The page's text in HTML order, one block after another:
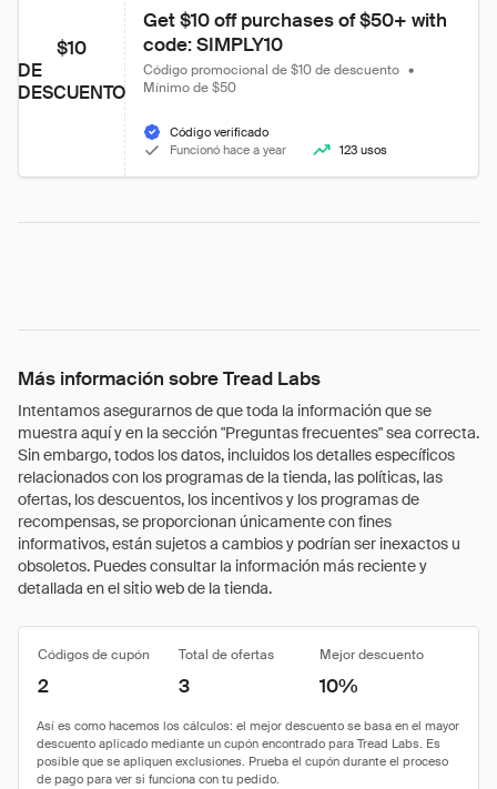
$10
DE
DESCUENTO
Get $10 off purchases of $50+ with
code: SIMPLY10
Código promocional de $10 de descuento •
Mínimo de $50
Código verificado
Funcionó hace a year
123 usos
Más información sobre Tread Labs
Intentamos asegurarnos de que toda la información que se
muestra aquí y en la sección "Preguntas frecuentes" sea correcta.
Sin embargo, todos los datos, incluidos los detalles específicos
relacionados con los programas de la tienda, las políticas, las
ofertas, los descuentos, los incentivos y los programas de
recompensas, se proporcionan únicamente con fines
informativos, están sujetos a cambios y podrían ser inexactos u
obsoletos. Puedes consultar la información más reciente y
detallada en el sitio web de la tienda.
Códigos de cupón Total de ofertas Mejor descuento
2 3 10%